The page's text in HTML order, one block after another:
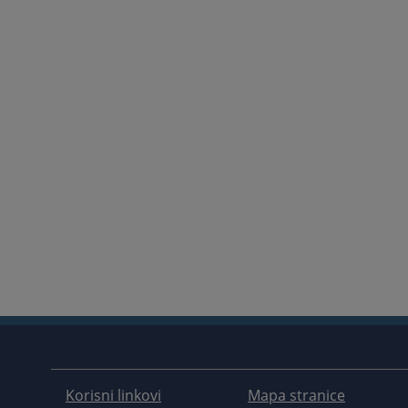
Korisni linkovi Mapa stranice